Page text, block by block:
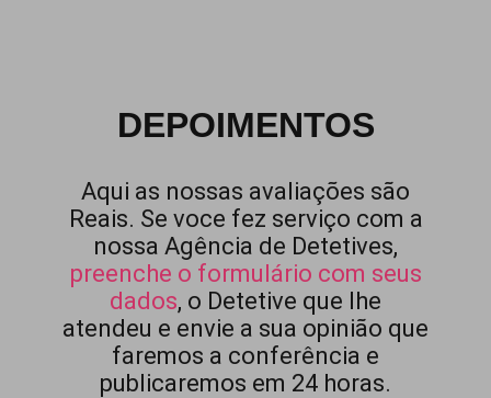
DEPOIMENTOS
Aqui as nossas avaliações são
Reais. Se voce fez serviço com a
nossa Agência de Detetives,
preenche o formulário com seus
dados, o Detetive que lhe
atendeu e envie a sua opinião que
faremos a conferência e
publicaremos em 24 horas.